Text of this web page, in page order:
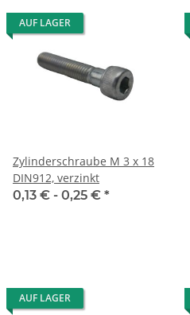
AUF LAGER
Zylinderschraube M 3 x 18
DIN912, verzinkt
0,13 € - 0,25 € *
AUF LAGER